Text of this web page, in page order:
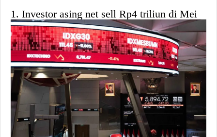
1. Investor asing net sell Rp4 triliun di Mei